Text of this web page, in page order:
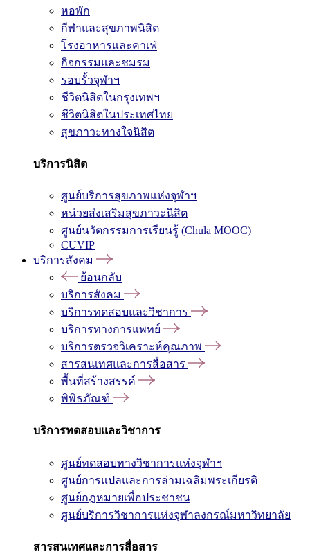
หอพัก
กีฬาและสุขภาพนิสิต
โรงอาหารและคาเฟ่
กิจกรรมและชมรม
รอบรั้วจุฬาฯ
ชีวิตนิสิตในกรุงเทพฯ
ชีวิตนิสิตในประเทศไทย
สุขภาวะทางใจนิสิต
บริการนิสิต
ศูนย์บริการสุขภาพแห่งจุฬาฯ
หน่วยส่งเสริมสุขภาวะนิสิต
ศูนย์นวัตกรรมการเรียนรู้ (Chula MOOC)
CUVIP
บริการสังคม
ย้อนกลับ
บริการสังคม
บริการทดสอบและวิชาการ
บริการทางการแพทย์
บริการตรวจวิเคราะห์คุณภาพ
สารสนเทศและการสื่อสาร
พื้นที่สร้างสรรค์
พิพิธภัณฑ์
บริการทดสอบและวิชาการ
ศูนย์ทดสอบทางวิชาการแห่งจุฬาฯ
ศูนย์การแปลและการล่ามเฉลิมพระเกียรติ
ศูนย์กฎหมายเพื่อประชาชน
ศูนย์บริการวิชาการแห่งจุฬาลงกรณ์มหาวิทยาลัย
สารสนเทศและการสื่อสาร